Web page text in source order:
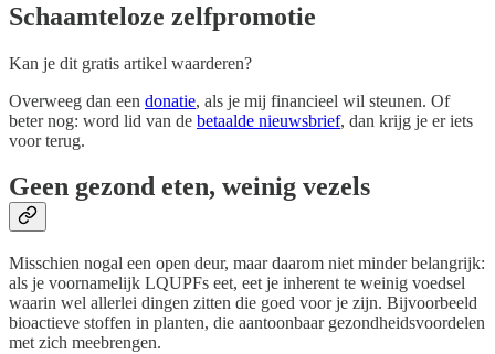
Schaamteloze zelfpromotie
Kan je dit gratis artikel waarderen?
Overweeg dan een donatie, als je mij financieel wil steunen. Of
beter nog: word lid van de betaalde nieuwsbrief, dan krijg je er iets
voor terug.
Geen gezond eten, weinig vezels
Misschien nogal een open deur, maar daarom niet minder belangrijk:
als je voornamelijk LQUPFs eet, eet je inherent te weinig voedsel
waarin wel allerlei dingen zitten die goed voor je zijn. Bijvoorbeeld
bioactieve stoffen in planten, die aantoonbaar gezondheidsvoordelen
met zich meebrengen.